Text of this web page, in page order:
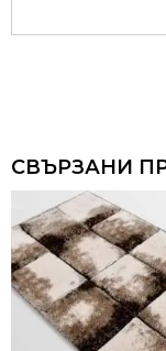
СВЪРЗАНИ